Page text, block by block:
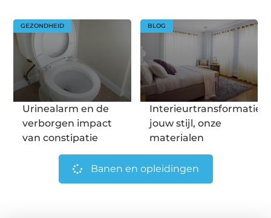
GEZONDHEID
Urinealarm en de
verborgen impact
van constipatie
BLOG
Interieurtransformatie:
jouw stijl, onze
materialen
Banen en opleidingen